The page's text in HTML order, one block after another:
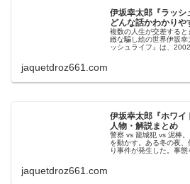
伊坂幸太郎『ラッシ
どんな話かわかりや
複数の人生が交差する
緻な騙し絵の世界伊坂
ッシュライフ』は、
jaquetdroz661.com
伊坂幸太郎『ホワイ
人物・解説まとめ
警察 vs 籠城犯 vs 泥棒
を動かす。ある冬の夜
り事件が発生した。事
jaquetdroz661.com